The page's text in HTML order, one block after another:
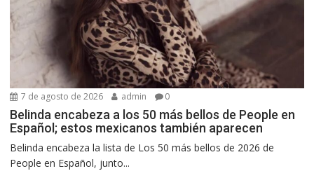
7 de agosto de 2026 admin 0
Belinda encabeza a los 50 más bellos de People en
Español; estos mexicanos también aparecen
Belinda encabeza la lista de Los 50 más bellos de 2026 de
People en Español, junto...